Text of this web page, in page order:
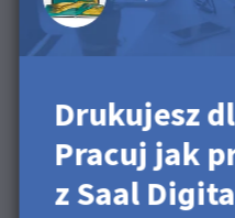
8. Przejrzyj wszystkie
poprawki.
koszyka i go zamówić.
Drukujesz
Pracuj jak
z Saal